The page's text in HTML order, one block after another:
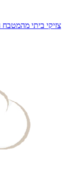
צזיקי ביתי מהמטבח